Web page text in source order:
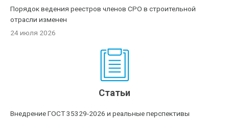
Порядок ведения реестров членов СРО в строительной
отрасли изменен
24 июля 2026
Статьи
Внедрение ГОСТ 35329-2026 и реальные перспективы